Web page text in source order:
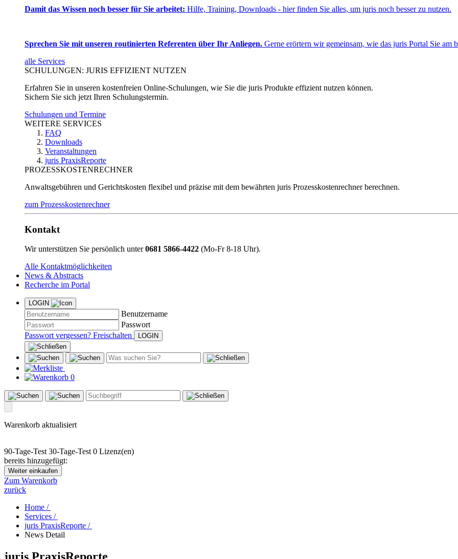
Damit das Wissen noch besser für Sie arbeitet: Hilfe, Training, Downloads - hier finden Sie alles, um juris noch besser zu nutzen.
Sprechen Sie mit unseren routinierten Referenten über Ihr Anliegen. Gerne erörtern wir gemeinsam, wie das juris Portal Sie am
alle Services
SCHULUNGEN: JURIS EFFIZIENT NUTZEN
Erfahren Sie in unseren kostenfreien Online-Schulungen, wie Sie die juris Produkte effizient nutzen können.
Sichern Sie sich jetzt Ihren Schulungstermin.
Schulungen und Termine
WEITERE SERVICES
FAQ
Downloads
Veranstaltungen
juris PraxisReporte
PROZESSKOSTENRECHNER
Anwaltsgebühren und Gerichtskosten flexibel und präzise mit dem bewährten juris Prozesskostenrechner berechnen.
zum Prozesskostenrechner
Kontakt
Wir unterstützen Sie persönlich unter0681 5866-4422 (Mo-Fr 8-18 Uhr).
Alle Kontaktmöglichkeiten
News & Abstracts
Recherche im Portal
LOGIN
Benutzername
Passwort
Passwort vergessen? Freischalten
0
Warenkorb aktualisiert
90-Tage-Test 30-Tage-Test 0 Lizenz(en)
bereits hinzugefügt:
Weiter einkaufen
Zum Warenkorb
zurück
Home /
Services /
juris PraxisReporte /
News Detail